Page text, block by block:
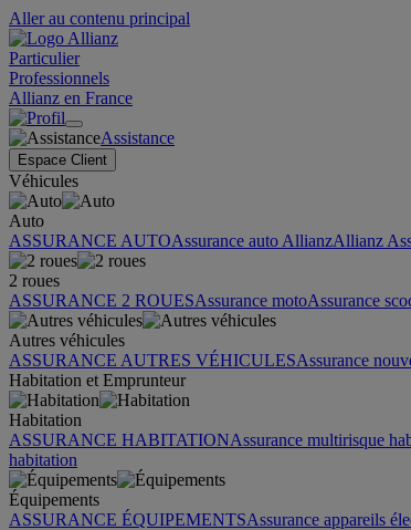
Aller au contenu principal
Particulier
Professionnels
Allianz en France
Assistance
Espace Client
Véhicules
Auto
ASSURANCE AUTOAssurance auto AllianzAllianz
2 roues
ASSURANCE 2 ROUESAssurance motoAssurance
Autres véhicules
ASSURANCE AUTRES VÉHICULESAssurance
Habitation et Emprunteur
Habitation
ASSURANCE HABITATIONAssurance multirisque
habitation
Équipements
ASSURANCE ÉQUIPEMENTSAssurance appareils